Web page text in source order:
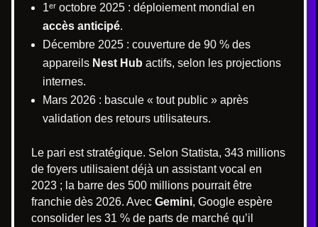
1ᵉʳ octobre 2025 : déploiement mondial en
accès anticipé.
Décembre 2025 : couverture de 90 % des
appareils Nest Hub actifs, selon les projections
internes.
Mars 2026 : bascule « tout public » après
validation des retours utilisateurs.
Le pari est stratégique. Selon Statista, 343 millions
de foyers utilisaient déjà un assistant vocal en
2023 ; la barre des 500 millions pourrait être
franchie dès 2026. Avec Gemini, Google espère
consolider les 31 % de parts de marché qu’il